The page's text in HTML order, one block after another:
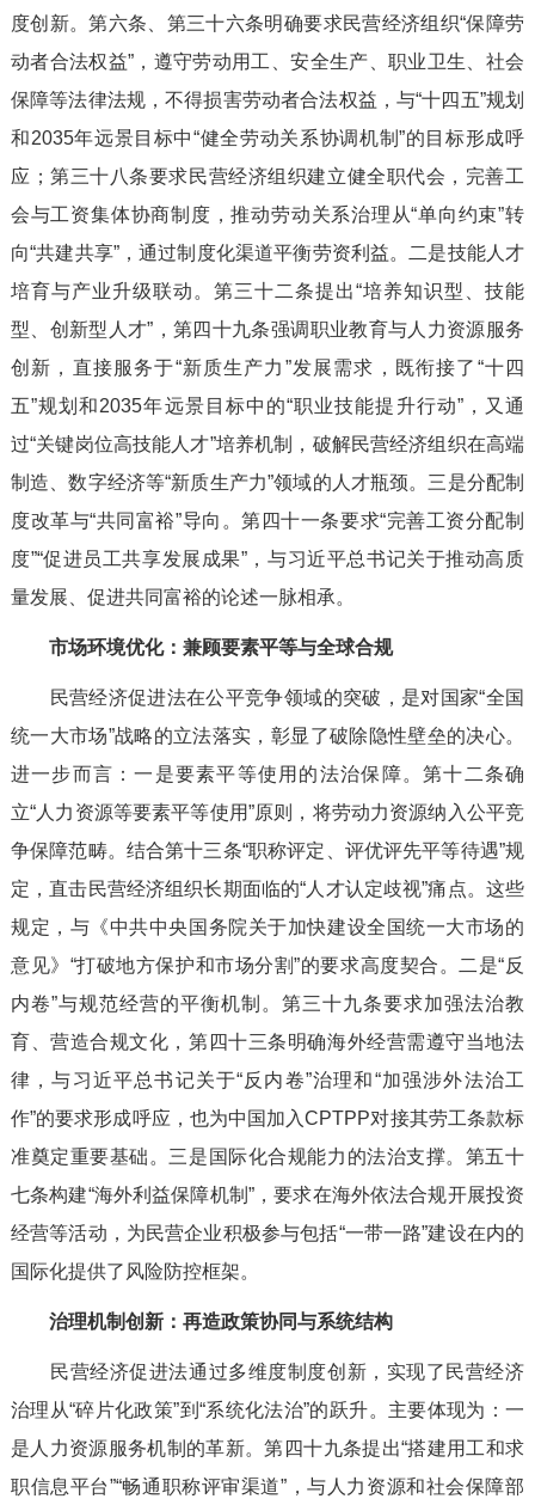
度创新。第六条、第三十六条明确要求民营经济组织“保障劳
动者合法权益”，遵守劳动用工、安全生产、职业卫生、社会
保障等法律法规，不得损害劳动者合法权益，与“十四五”规划
和2035年远景目标中“健全劳动关系协调机制”的目标形成呼
应；第三十八条要求民营经济组织建立健全职代会，完善工
会与工资集体协商制度，推动劳动关系治理从“单向约束”转
向“共建共享”，通过制度化渠道平衡劳资利益。二是技能人才
培育与产业升级联动。第三十二条提出“培养知识型、技能
型、创新型人才”，第四十九条强调职业教育与人力资源服务
创新，直接服务于“新质生产力”发展需求，既衔接了“十四
五”规划和2035年远景目标中的“职业技能提升行动”，又通
过“关键岗位高技能人才”培养机制，破解民营经济组织在高端
制造、数字经济等“新质生产力”领域的人才瓶颈。三是分配制
度改革与“共同富裕”导向。第四十一条要求“完善工资分配制
度”“促进员工共享发展成果”，与习近平总书记关于推动高质
量发展、促进共同富裕的论述一脉相承。
市场环境优化：兼顾要素平等与全球合规
民营经济促进法在公平竞争领域的突破，是对国家“全国
统一大市场”战略的立法落实，彰显了破除隐性壁垒的决心。
进一步而言：一是要素平等使用的法治保障。第十二条确
立“人力资源等要素平等使用”原则，将劳动力资源纳入公平竞
争保障范畴。结合第十三条“职称评定、评优评先平等待遇”规
定，直击民营经济组织长期面临的“人才认定歧视”痛点。这些
规定，与《中共中央国务院关于加快建设全国统一大市场的
意见》“打破地方保护和市场分割”的要求高度契合。二是“反
内卷”与规范经营的平衡机制。第三十九条要求加强法治教
育、营造合规文化，第四十三条明确海外经营需遵守当地法
律，与习近平总书记关于“反内卷”治理和“加强涉外法治工
作”的要求形成呼应，也为中国加入CPTPP对接其劳工条款标
准奠定重要基础。三是国际化合规能力的法治支撑。第五十
七条构建“海外利益保障机制”，要求在海外依法合规开展投资
经营等活动，为民营企业积极参与包括“一带一路”建设在内的
国际化提供了风险防控框架。
治理机制创新：再造政策协同与系统结构
民营经济促进法通过多维度制度创新，实现了民营经济
治理从“碎片化政策”到“系统化法治”的跃升。主要体现为：一
是人力资源服务机制的革新。第四十九条提出“搭建用工和求
职信息平台”“畅通职称评审渠道”，与人力资源和社会保障部